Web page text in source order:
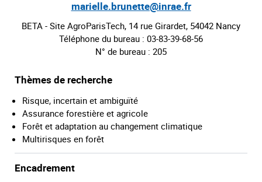
marielle.brunette@inrae.fr
BETA - Site AgroParisTech, 14 rue Girardet, 54042 Nancy
Téléphone du bureau : 03-83-39-68-56
N° de bureau : 205
Thèmes de recherche
Risque, incertain et ambiguïté
Assurance forestière et agricole
Forêt et adaptation au changement climatique
Multirisques en forêt
Encadrement